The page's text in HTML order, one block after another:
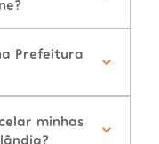
Prefeitura
minhas